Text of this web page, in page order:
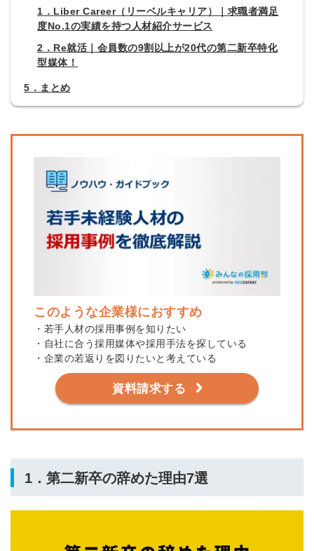
1．Liber Career（リーベルキャリア）｜求職者満足
度No.1の実績を持つ人材紹介サービス
2．Re就活｜会員数の9割以上が20代の第二新卒特化
型媒体！
5．まとめ
このような企業様におすすめ
・若手人材の採用事例を知りたい
・自社に合う採用媒体や採用手法を探している
・企業の若返りを図りたいと考えている
資料請求する
1．第二新卒の辞めた理由7選